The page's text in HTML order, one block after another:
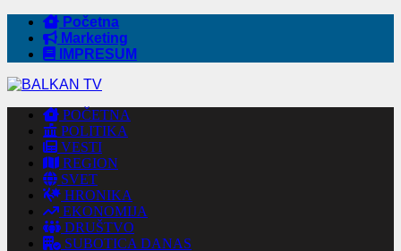
Početna
Marketing
IMPRESUM
POČETNA
POLITIKA
VESTI
REGION
SVET
HRONIKA
EKONOMIJA
DRUŠTVO
SUBOTICA DANAS